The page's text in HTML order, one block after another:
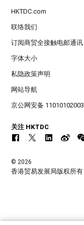
HKTDC.com
联络我们
订阅商贸全接触电邮通讯
字体大小
私隐政策声明
网站导航
京公网安备
关注 HKTDC
© 2026
香港贸易发展局版权所